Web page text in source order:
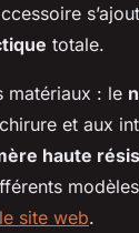
totale.
matériaux : le
et aux
haute
site web.